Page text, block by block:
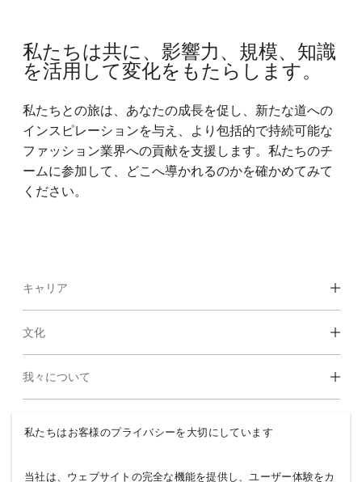
私たちは共に、影響力、規模、知識
を活用して変化をもたらします。
私たちとの旅は、あなたの成長を促し、新たな道への
インスピレーションを与え、より包括的で持続可能な
ファッション業界への貢献を支援します。私たちのチ
ームに参加して、どこへ導かれるのかを確かめてみて
ください。
キャリア
部署・職種を見る
文化
企業カルチャー・福利厚生
我々について
サステナビリティ
私たちはお客様のプライバシーを大切にしています
当社は、ウェブサイトの完全な機能を提供し、ユーザー体験をカ